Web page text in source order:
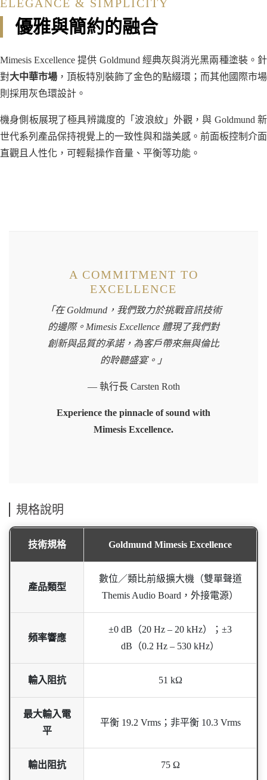
ELEGANCE & SIMPLICITY
優雅與簡約的融合
Mimesis Excellence 提供 Goldmund 經典灰與消光黑兩種塗裝。針
對大中華市場 ，頂板特別裝飾了金色的點綴環；而其他國際市場
則採用灰色環設計。
機身側板展現了極具辨識度的「波浪紋」外觀，與 Goldmund 新
世代系列產品保持視覺上的一致性與和諧美感。前面板控制介面
直觀且人性化，可輕鬆操作音量、平衡等功能。
A COMMITMENT TO
EXCELLENCE
「在 Goldmund，我們致力於挑戰音訊技術
的邊際。Mimesis Excellence 體現了我們對
創新與品質的承諾，為客戶帶來無與倫比
的聆聽盛宴。」
— 執行長 Carsten Roth
Experience the pinnacle of sound with
Mimesis Excellence.
規格說明
技術規格 Goldmund Mimesis Excellence
產品類型
數位／類比前級擴大機（雙單聲道
Themis Audio Board，外接電源）
頻率響應
±0 dB（20 Hz – 20 kHz）；±3
dB（0.2 Hz – 530 kHz）
輸入阻抗 51 kΩ
最大輸入電
平
平衡 19.2 Vrms；非平衡 10.3 Vrms
輸出阻抗 75 Ω